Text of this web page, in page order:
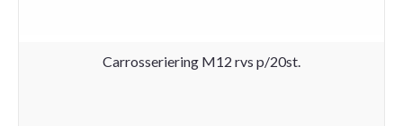
Carrosseriering M12 rvs p/20st.